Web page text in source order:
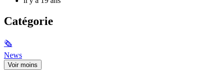
Catégorie
🗞
News
Voir moins